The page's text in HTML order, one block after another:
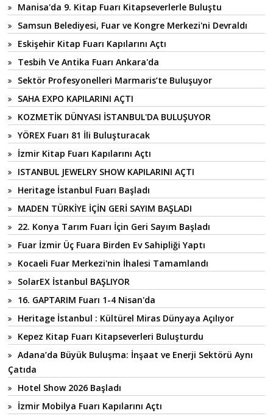
Manisa'da 9. Kitap Fuarı Kitapseverlerle Buluştu
Samsun Belediyesi, Fuar ve Kongre Merkezi'ni Devraldı
Eskişehir Kitap Fuarı Kapılarını Açtı
Tesbih Ve Antika Fuarı Ankara'da
Sektör Profesyonelleri Marmaris’te Buluşuyor
SAHA EXPO KAPILARINI AÇTI
KOZMETİK DÜNYASI İSTANBUL'DA BULUŞUYOR
YÖREX Fuarı 81 İli Buluşturacak
İzmir Kitap Fuarı Kapılarını Açtı
ISTANBUL JEWELRY SHOW KAPILARINI AÇTI
Heritage İstanbul Fuarı Başladı
MADEN TÜRKİYE İÇİN GERİ SAYIM BAŞLADI
22. Konya Tarım Fuarı İçin Geri Sayım Başladı
Fuar İzmir Üç Fuara Birden Ev Sahipliği Yaptı
Kocaeli Fuar Merkezi'nin İhalesi Tamamlandı
SolarEX İstanbul BAŞLIYOR
16. GAPTARIM Fuarı 1-4 Nisan'da
Heritage İstanbul : Kültürel Miras Dünyaya Açılıyor
Kepez Kitap Fuarı Kitapseverleri Buluşturdu
Adana’da Büyük Buluşma: İnşaat ve Enerji Sektörü Aynı
Çatıda
Hotel Show 2026 Başladı
İzmir Mobilya Fuarı Kapılarını Açtı